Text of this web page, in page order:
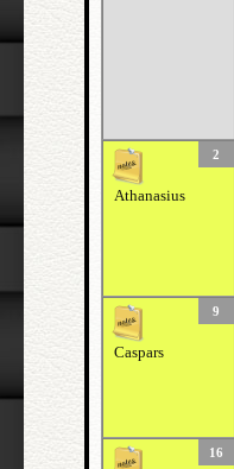
2
Athanasius
9
Caspars
16